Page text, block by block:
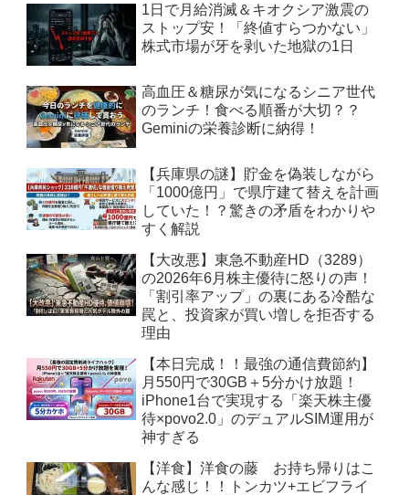
1日で月給消滅＆キオクシア激震の
ストップ安！「終値すらつかない」
株式市場が牙を剥いた地獄の1日
高血圧＆糖尿が気になるシニア世代
のランチ！食べる順番が大切？？
Geminiの栄養診断に納得！
【兵庫県の謎】貯金を偽装しながら
「1000億円」で県庁建て替えを計画
していた！？驚きの矛盾をわかりや
すく解説
【大改悪】東急不動産HD（3289）
の2026年6月株主優待に怒りの声！
「割引率アップ」の裏にある冷酷な
罠と、投資家が買い増しを拒否する
理由
【本日完成！！最強の通信費節約】
月550円で30GB＋5分かけ放題！
iPhone1台で実現する「楽天株主優
待×povo2.0」のデュアルSIM運用が
神すぎる
【洋食】洋食の藤 お持ち帰りはこ
んな感じ！！トンカツ+エビフライ